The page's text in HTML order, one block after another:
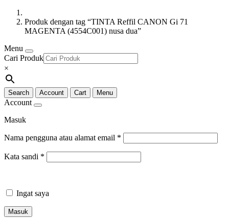
Produk dengan tag “TINTA Reffil CANON Gi 71
MAGENTA (4554C001) nusa dua”
Menu
Cari Produk
×
Search Account Cart Menu
Account
Masuk
Nama pengguna atau alamat email *
Kata sandi *
Ingat saya
Masuk